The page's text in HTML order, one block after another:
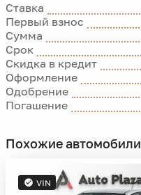
Ставка
Первый взнос
Сумма
Срок
Скидка в кредит
Оформление
Одобрение
Погашение
Похожие автомобили
VIN